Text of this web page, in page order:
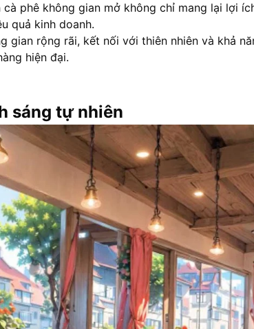
cà phê không gian mở không chỉ mang lại lợi
quả kinh doanh.
gian rộng rãi, kết nối với thiên nhiên và khả
hiện đại.
sáng tự nhiên